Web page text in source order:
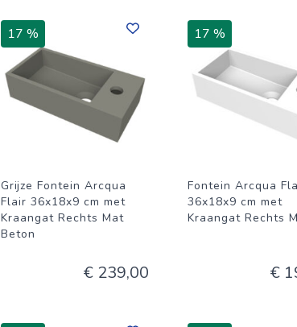
17 %
Grijze Fontein Arcqua
Flair 36x18x9 cm met
Kraangat Rechts Mat
Beton
€ 239,00
17 %
Fontein Arcqua
36x18x9 cm met
Kraangat Rechts
€